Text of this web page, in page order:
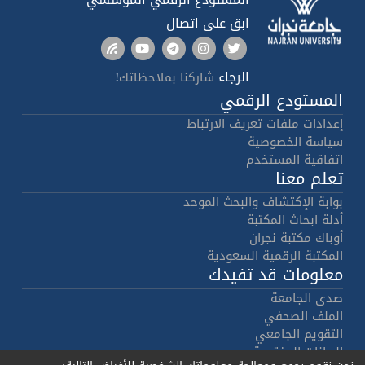
ابق على اتصال
الرجاء شاركنا بملاحظاتك!
المستودع الرقمي
إعدادات ملفات تعريف الارتباط
سياسة الخصوصية
اتفاقية المستخدم
تعلم معنا
بوابة الإكتشاف والبحث الموحد
أدلة ابحاث المكتبة
أوباك مكتبة نجران
المكتبة الرقمية السعودية
معلومات قد تفيدك
صدى الجامعة
الملف الصحفي
التقويم الجامعي
البيانات المفتوحة